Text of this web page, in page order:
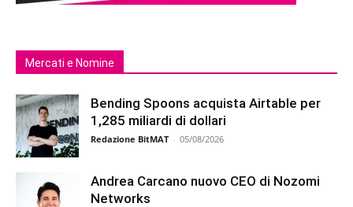
Mercati e Nomine
Bending Spoons acquista Airtable per
1,285 miliardi di dollari
Redazione BitMAT - 05/08/2026
Andrea Carcano nuovo CEO di Nozomi
Networks